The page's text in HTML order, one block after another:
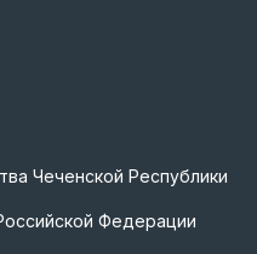
Чеченской Республики
Федерации